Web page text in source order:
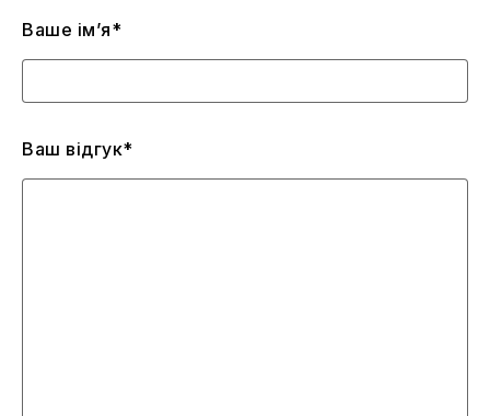
Ваше ім’я*
Ваш відгук*